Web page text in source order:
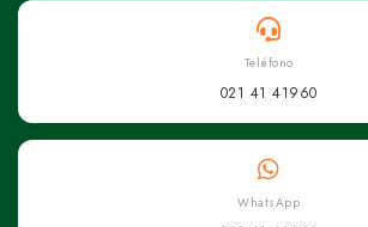
Teléfono
021 41 41960
WhatsApp